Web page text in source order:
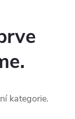
kategorie.